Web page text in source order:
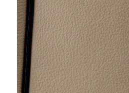
ログイン / 新規登録
買い物かご